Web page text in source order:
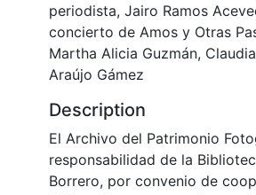
periodista, Jairo Ramos
concierto de Amos y Otras
Martha Alicia Guzmán,
Araújo Gámez
Description
El Archivo del Patrimonio
responsabilidad de la
Borrero, por convenio de